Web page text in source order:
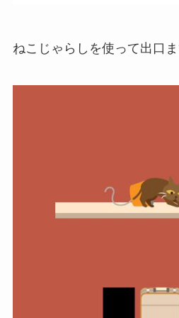
ねこじゃらしを使って出口